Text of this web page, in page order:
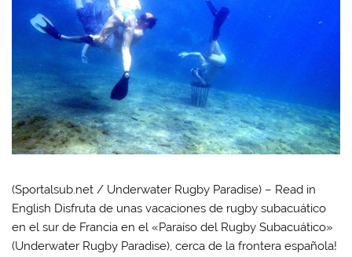
(Sportalsub.net / Underwater Rugby Paradise) – Read in
English Disfruta de unas vacaciones de rugby subacuático
en el sur de Francia en el «Paraíso del Rugby Subacuático»
(Underwater Rugby Paradise), cerca de la frontera española!